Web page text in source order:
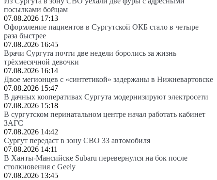
посылками бойцам
07.08.2026 17:13
Оформление пациентов в Сургутской ОКБ стало в четыре
раза быстрее
07.08.2026 16:45
Врачи Сургута почти две недели боролись за жизнь
трёхмесячной девочки
07.08.2026 16:14
Двое мегионцев с «синтетикой» задержаны в Нижневартовске
07.08.2026 15:47
В дачных кооперативах Сургута модернизируют электросети
07.08.2026 15:18
В сургутском перинатальном центре начал работать кабинет
ЗАГС
07.08.2026 14:42
Сургут передаст в зону СВО 33 автомобиля
07.08.2026 14:11
В Ханты-Мансийске Subaru перевернулся на бок после
столкновения с Geely
07.08.2026 13:45